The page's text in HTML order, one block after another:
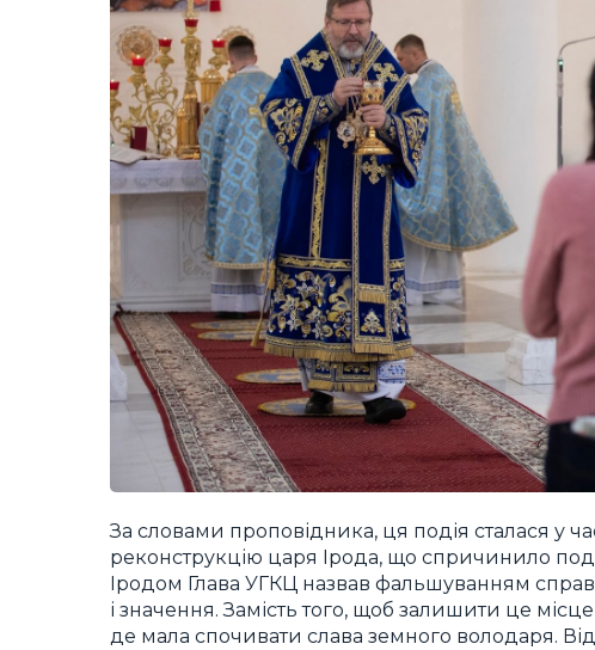
За словами проповідника, ця подія сталася у
реконструкцію царя Ірода, що спричинило
Іродом Глава УГКЦ назвав фальшуванням
і значення. Замість того, щоб залишити це
де мала спочивати слава земного володаря.